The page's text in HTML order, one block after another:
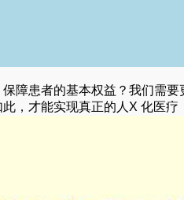
障患者的基本权益？我们需
，才能实现真正的人X 化医疗